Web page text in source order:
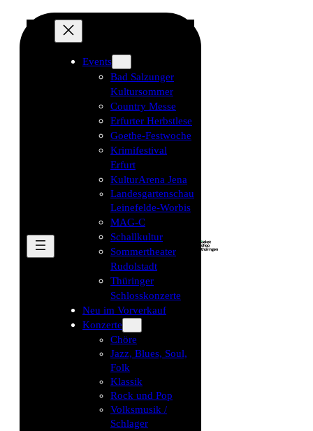
Events
Bad Salzunger
Kultursommer
Country Messe
Erfurter Herbstlese
Goethe-Festwoche
Krimifestival
Erfurt
KulturArena Jena
Landesgartenschau
Leinefelde-Worbis
MAG-C
Schallkultur
Sommertheater
Rudolstadt
Thüringer
Schlosskonzerte
Neu im Vorverkauf
Konzerte
Chöre
Jazz, Blues, Soul,
Folk
Klassik
Rock und Pop
Volksmusik /
Schlager